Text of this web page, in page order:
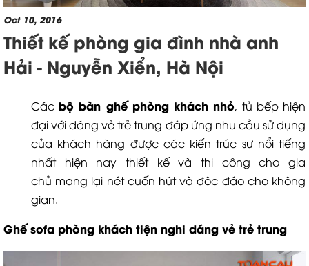
Oct 10, 2016
Thiết kế phòng gia đình nhà anh
Hải - Nguyễn Xiển, Hà Nội
Các bộ bàn ghế phòng khách nhỏ, tủ bếp hiện
đại với dáng vẻ trẻ trung đáp ứng nhu cầu sử dụng
của khách hàng được các kiến trúc sư nổi tiếng
nhất hiện nay thiết kế và thi công cho gia
chủ mang lại nét cuốn hút và đôc đáo cho không
gian.
Ghế sofa phòng khách tiện nghi dáng vẻ trẻ trung